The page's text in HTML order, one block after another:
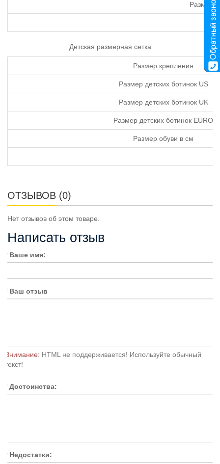
Размер
Детская размерная сетка
Размер крепления
Размер детских ботинок US
Размер детских ботинок UK
Размер детских ботинок EURO
Размер обуви в см
ОТЗЫВОВ (0)
Нет отзывов об этом товаре.
Написать отзыв
Ваше имя:
Ваш отзыв
Внимание: HTML не поддерживается! Используйте обычный
текст!
Достоинства:
Недостатки: